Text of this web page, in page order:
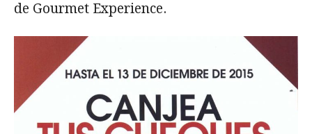
de Gourmet Experience.